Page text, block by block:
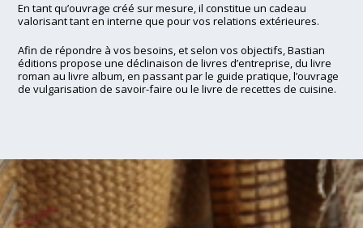
En tant qu’ouvrage créé sur mesure, il constitue un cadeau
valorisant tant en interne que pour vos relations extérieures.
Afin de répondre à vos besoins, et selon vos objectifs, Bastian
éditions propose une déclinaison de livres d’entreprise, du livre
roman au livre album, en passant par le guide pratique, l’ouvrage
de vulgarisation de savoir-faire ou le livre de recettes de cuisine.